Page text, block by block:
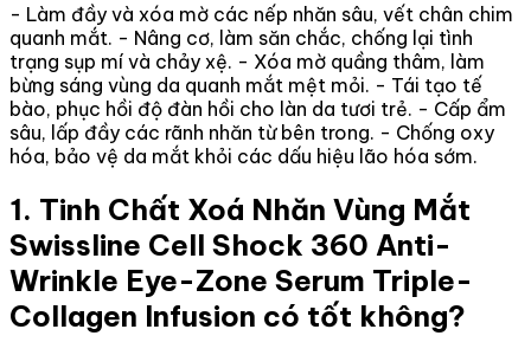
- Làm đầy và xóa mờ các nếp nhăn sâu, vết chân chim
quanh mắt. - Nâng cơ, làm săn chắc, chống lại tình
trạng sụp mí và chảy xệ. - Xóa mờ quầng thâm, làm
bừng sáng vùng da quanh mắt mệt mỏi. - Tái tạo tế
bào, phục hồi độ đàn hồi cho làn da tươi trẻ. - Cấp ẩm
sâu, lấp đầy các rãnh nhăn từ bên trong. - Chống oxy
hóa, bảo vệ da mắt khỏi các dấu hiệu lão hóa sớm.
1. Tinh Chất Xoá Nhăn Vùng Mắt
Swissline Cell Shock 360 Anti-
Wrinkle Eye-Zone Serum Triple-
Collagen Infusion có tốt không?